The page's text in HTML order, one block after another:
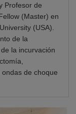
Profesor de
(Master) en
(USA).
de la
la incurvación
de choque